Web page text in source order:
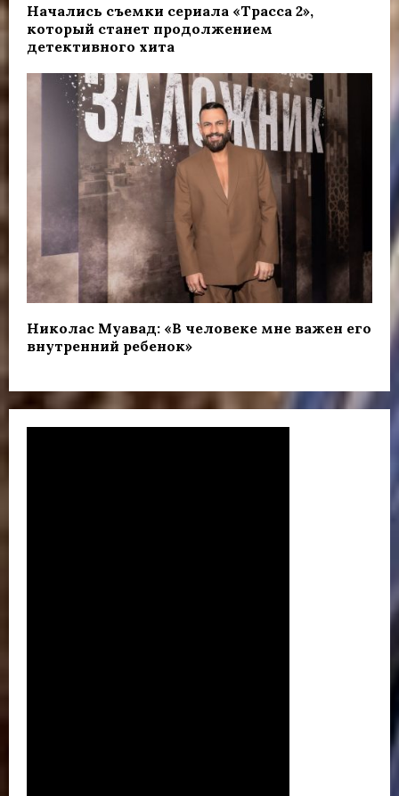
Начались съемки сериала «Трасса 2»,
который станет продолжением
детективного хита
Николас Муавад: «В человеке мне важен его
внутренний ребенок»